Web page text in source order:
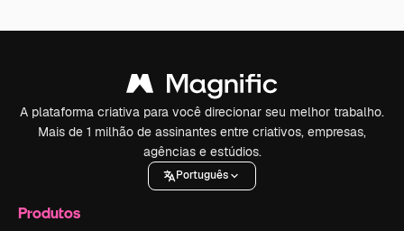
A plataforma criativa para você direcionar seu melhor trabalho.
Mais de 1 milhão de assinantes entre criativos, empresas,
agências e estúdios.
Português
Produtos